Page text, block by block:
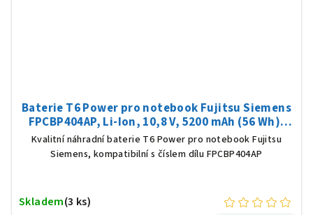
Baterie T6 Power pro notebook Fujitsu Siemens
FPCBP404AP, Li-Ion, 10,8 V, 5200 mAh (56 Wh),
černá
Kvalitní náhradní baterie T6 Power pro notebook Fujitsu
Siemens, kompatibilní s číslem dílu FPCBP404AP
Skladem(3 ks)